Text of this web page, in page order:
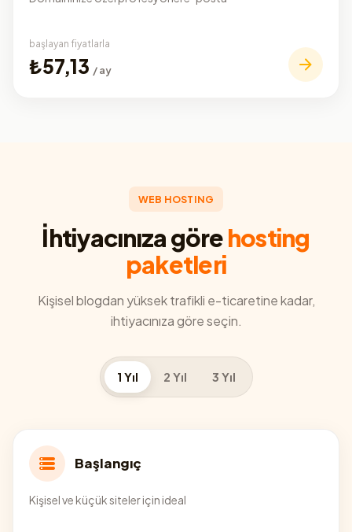
başlayan fiyatlarla
₺57,13 / ay
WEB HOSTING
İhtiyacınıza görehosting
paketleri
Kişisel blogdan yüksek trafikli e-ticaretine kadar,
ihtiyacınıza göre seçin.
1 Yıl 2 Yıl 3 Yıl
Başlangıç
Kişisel ve küçük siteler için ideal